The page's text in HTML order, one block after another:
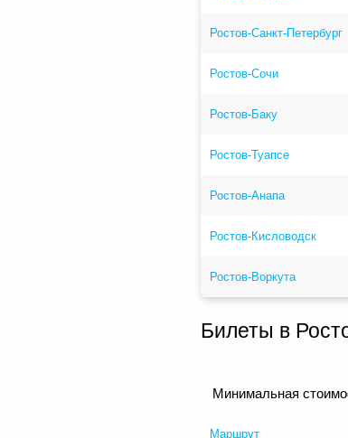
Ростов-Санкт-Петербург
Ростов-Сочи
Ростов-Баку
Ростов-Туапсе
Ростов-Анапа
Ростов-Кисловодск
Ростов-Воркута
Билеты в
Минимальная
Маршрут